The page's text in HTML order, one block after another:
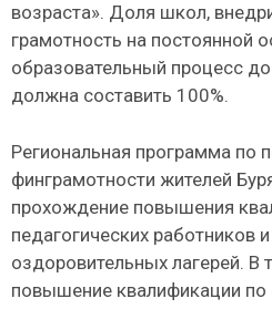
возраста». Доля школ,
грамотность на постоянной
образовательный процесс
должна составить 100%.
Региональная программа по
финграмотности жителей
прохождение повышения
педагогических работников
оздоровительных лагерей. В
повышение квалификации по